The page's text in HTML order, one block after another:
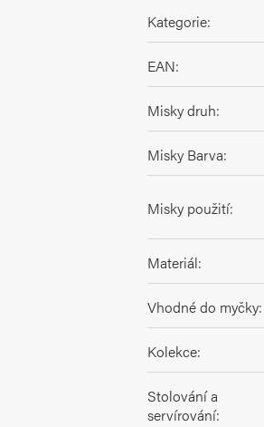
Kategorie:
EAN:
Misky druh:
Misky Barva:
Misky použití:
Materiál:
Vhodné do myčky:
Kolekce:
Stolování a
servírování: